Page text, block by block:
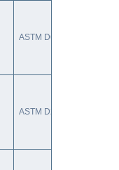
ASTM D638
ASTM D256